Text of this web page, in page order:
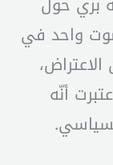
واحد في
الاعتراض،
أنّه